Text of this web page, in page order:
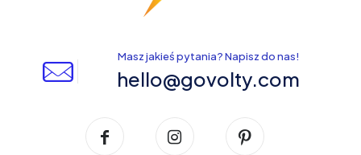
Masz jakieś pytania? Napisz do nas!
hello@govolty.com